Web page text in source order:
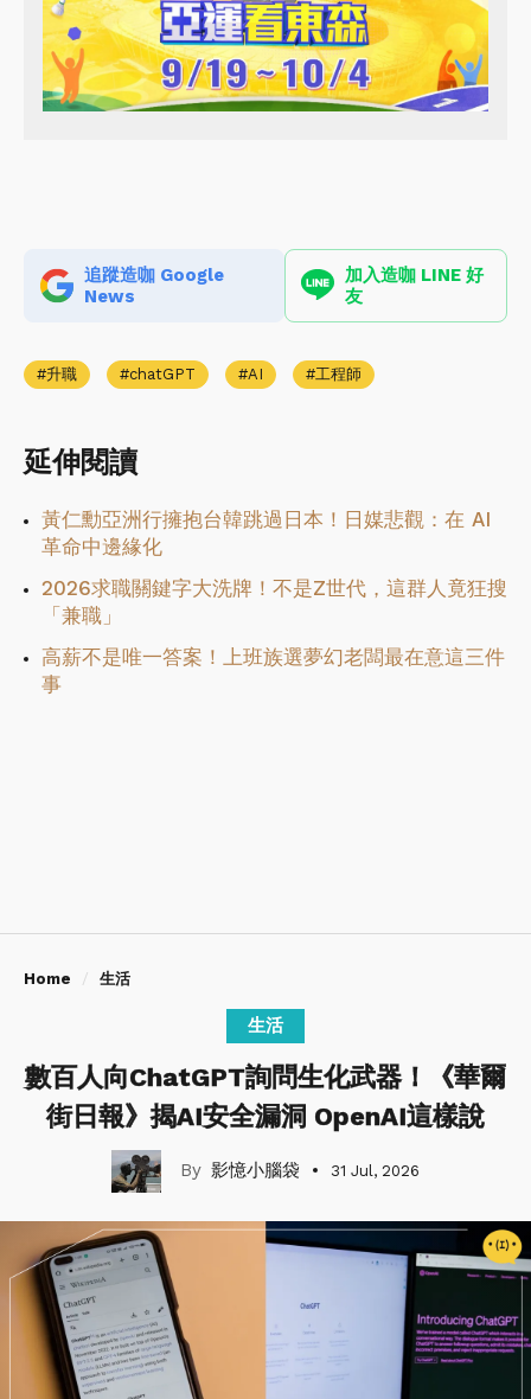
追蹤造咖 Google
News
加入造咖 LINE 好
友
升職 chatGPT AI 工程師
延伸閱讀
黃仁勳亞洲行擁抱台韓跳過日本！日媒悲觀：在 AI
革命中邊緣化
2026求職關鍵字大洗牌！不是Z世代，這群人竟狂搜
「兼職」
高薪不是唯一答案！上班族選夢幻老闆最在意這三件
事
Home 生活
生活
數百人向ChatGPT詢問生化武器！《華爾
街日報》揭AI安全漏洞 OpenAI這樣說
影憶小腦袋 31 Jul, 2026